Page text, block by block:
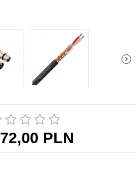
72,00 PLN